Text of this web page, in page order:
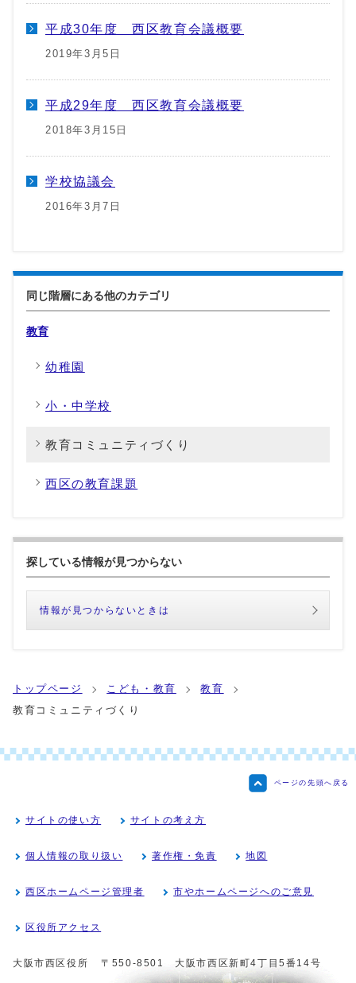
平成30年度 西区教育会議概要
2019年3月5日
平成29年度 西区教育会議概要
2018年3月15日
学校協議会
2016年3月7日
同じ階層にある他のカテゴリ
教育
幼稚園
小・中学校
教育コミュニティづくり
西区の教育課題
探している情報が見つからない
情報が見つからないときは
トップページ こども・教育
教育
教育コミュニティづくり
ページの先頭へ戻る
サイトの使い方 サイトの考え方
個人情報の取り扱い 著作権・免責 地図
西区ホームページ管理者 市やホームページへのご意見
区役所アクセス
大阪市西区役所 〒550-8501 大阪市西区新町4丁目5番14号